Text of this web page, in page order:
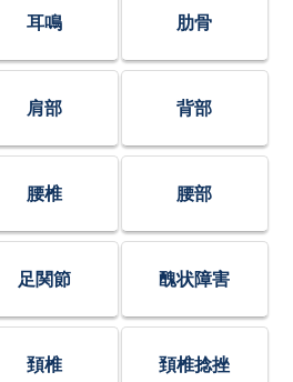
耳鳴 肋骨
肩部 背部
腰椎 腰部
足関節 醜状障害
頚椎 頚椎捻挫